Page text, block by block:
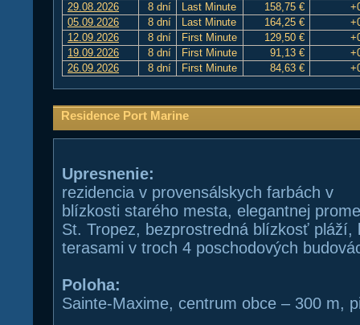
29.08.2026
8 dní Last Minute 158,75 €
05.09.2026
8 dní Last Minute 164,25 €
12.09.2026
8 dní First Minute 129,50 €
19.09.2026
8 dní First Minute 91,13 €
26.09.2026
8 dní First Minute 84,63 €
Residence Port Marine
Upresnenie:
rezidencia v provensálskych farbách v
blízkosti starého mesta, elegantnej
St. Tropez, bezprostredná blízkosť pláží,
terasami v troch 4 poschodových
Poloha:
Sainte-Maxime, centrum obce – 300 m,